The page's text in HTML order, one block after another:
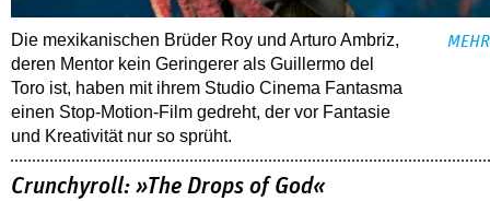
Die mexikanischen Brüder Roy und Arturo Ambriz,
deren Mentor kein Geringerer als Guillermo del
Toro ist, haben mit ihrem Studio Cinema Fantasma
einen Stop-Motion-Film gedreht, der vor Fantasie
und Kreativität nur so sprüht.
MEHR
Crunchyroll: »The Drops of God«